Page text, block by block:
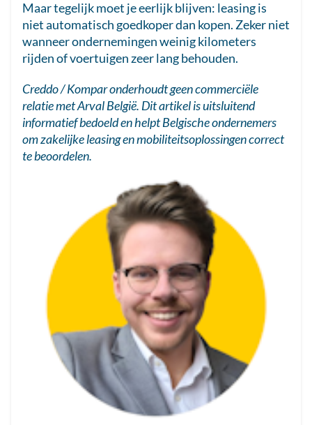
Maar tegelijk moet je eerlijk blijven: leasing is
niet automatisch goedkoper dan kopen. Zeker niet
wanneer ondernemingen weinig kilometers
rijden of voertuigen zeer lang behouden.
Creddo / Kompar onderhoudt geen commerciële
relatie met Arval België. Dit artikel is uitsluitend
informatief bedoeld en helpt Belgische ondernemers
om zakelijke leasing en mobiliteitsoplossingen correct
te beoordelen.